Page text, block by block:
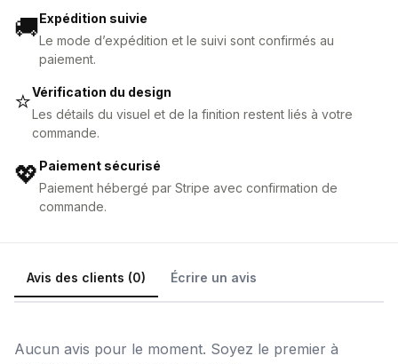
🚚Expédition suivie
Le mode d’expédition et le suivi sont confirmés au
paiement.
⭐Vérification du design
Les détails du visuel et de la finition restent liés à votre
commande.
💖 Paiement sécurisé
Paiement hébergé par Stripe avec confirmation de
commande.
Avis des clients (0) Écrire un avis
Aucun avis pour le moment. Soyez le premier à